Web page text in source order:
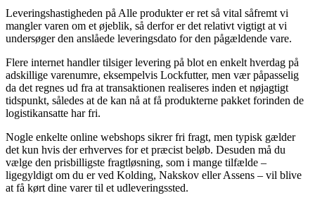
Leveringshastigheden på Alle produkter er ret så vital såfremt vi
mangler varen om et øjeblik, så derfor er det relativt vigtigt at vi
undersøger den anslåede leveringsdato for den pågældende vare.
Flere internet handler tilsiger levering på blot en enkelt hverdag på
adskillige varenumre, eksempelvis Lockfutter, men vær påpasselig
da det regnes ud fra at transaktionen realiseres inden et nøjagtigt
tidspunkt, således at de kan nå at få produkterne pakket forinden de
logistikansatte har fri.
Nogle enkelte online webshops sikrer fri fragt, men typisk gælder
det kun hvis der erhverves for et præcist beløb. Desuden må du
vælge den prisbilligste fragtløsning, som i mange tilfælde –
ligegyldigt om du er ved Kolding, Nakskov eller Assens – vil blive
at få kørt dine varer til et udleveringssted.